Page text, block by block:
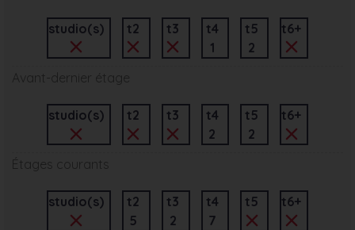
studio(s) t2 t3
t4
1
t5
2
t6+
Avant-dernier étage
studio(s) t2 t3
t4
2
t5
2
t6+
Étages courants
studio(s)
t2
5
t3
2
t4
7
t5 t6+